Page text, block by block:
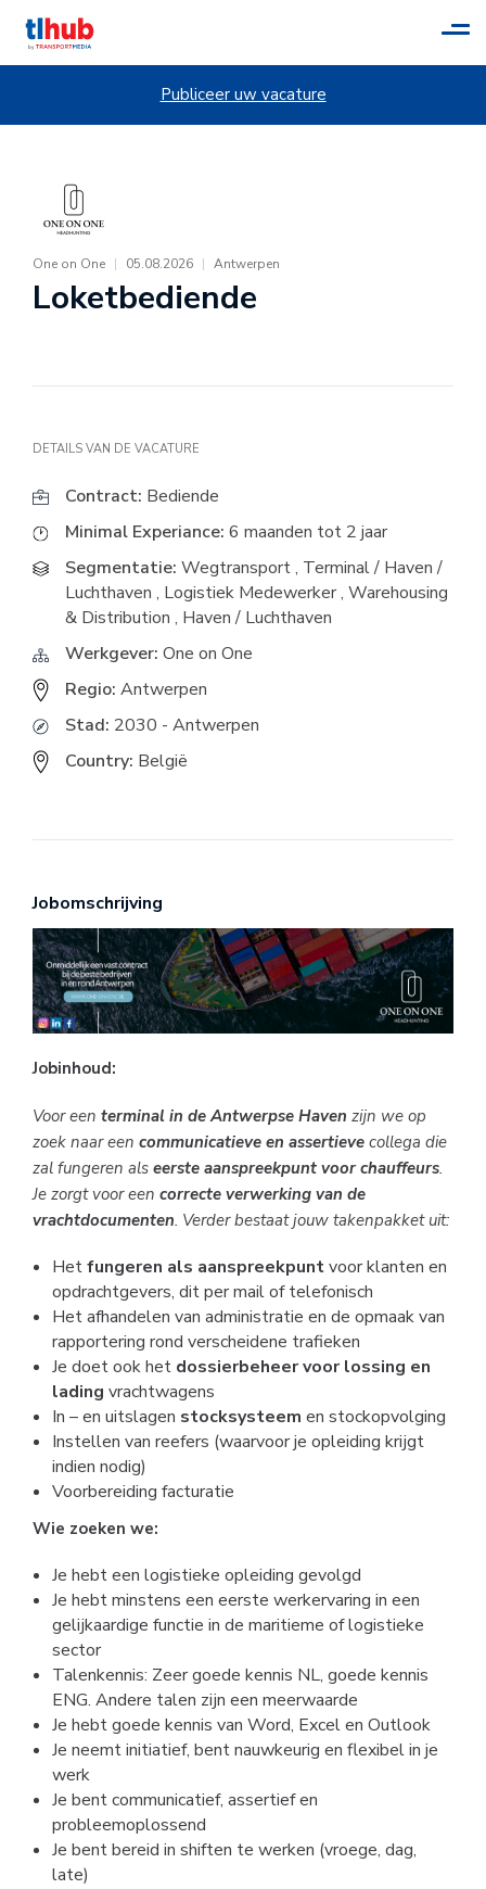
Publiceer uw vacature
One on One | 05.08.2026 | Antwerpen
Loketbediende
DETAILS VAN DE VACATURE
Contract: Bediende
Minimal Experiance: 6 maanden tot 2 jaar
Segmentatie: Wegtransport, Terminal / Haven /
Luchthaven , Logistiek Medewerker, Warehousing
& Distribution , Haven / Luchthaven
Werkgever: One on One
Regio: Antwerpen
Stad: 2030 - Antwerpen
Country: België
Jobomschrijving
Jobinhoud:
Voor een terminal in de Antwerpse Haven zijn we op
zoek naar een communicatieve en assertieve collega die
zal fungeren als eerste aanspreekpunt voor chauffeurs.
Je zorgt voor een correcte verwerking van de
vrachtdocumenten. Verder bestaat jouw takenpakket uit:
Hetfungeren als aanspreekpuntvoor klanten en
opdrachtgevers, dit per mail of telefonisch
Het afhandelen van administratie en de opmaak van
rapportering rond verscheidene trafieken
Je doet ook het dossierbeheer voor lossing en
lading vrachtwagens
In – en uitslagen stocksysteem en stockopvolging
Instellen van reefers (waarvoor je opleiding krijgt
indien nodig)
Voorbereiding facturatie
Wie zoeken we:
Je hebt een logistieke opleiding gevolgd
Je hebt minstens een eerste werkervaring in een
gelijkaardige functie in de maritieme of logistieke
sector
Talenkennis: Zeer goede kennis NL, goede kennis
ENG. Andere talen zijn een meerwaarde
Je hebt goede kennis van Word, Excel en Outlook
Je neemt initiatief, bent nauwkeurig en flexibel in je
werk
Je bent communicatief, assertief en
probleemoplossend
Je bent bereid in shiften te werken (vroege, dag,
late)